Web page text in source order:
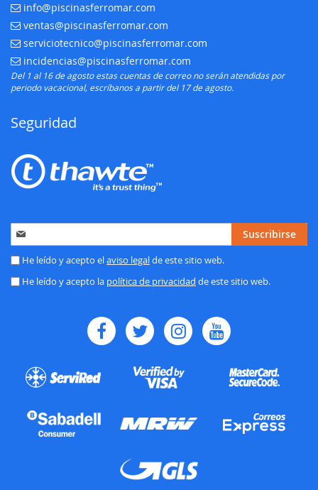
E-mail:
info@piscinasferromar.com
E-mail:
ventas@piscinasferromar.com
E-mail:
serviciotecnico@piscinasferromar.com
E-mail:
incidencias@piscinasferromar.com
Del 1 al 16 de agosto estas cuentas de correo no serán atendidas por
periodo vacacional, escríbanos a partir del 17 de agosto.
Seguridad
Inscríbase
a
nuestro
de
Suscribirse
He leído y acepto elaviso legalde este sitio web.
He leído y acepto la política de privacidad de este sitio web.